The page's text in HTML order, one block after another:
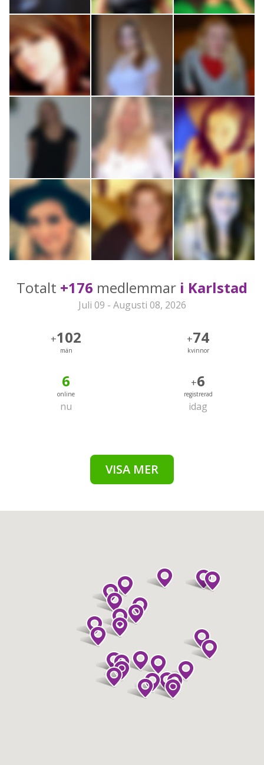
Totalt +176 medlemmar i Karlstad
Juli 09 - Augusti 08, 2026
+102
män
+74
kvinnor
6
online
nu
+6
registrerad
idag
VISA MER